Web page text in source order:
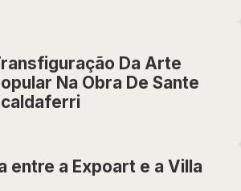
Da Arte
Na Obra De Sante
entre a Expoart e a Villa